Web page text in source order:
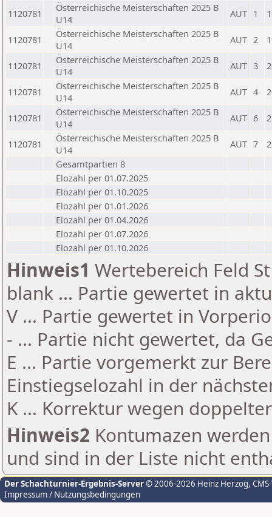
1120781
Österreichische Meisterschaften 2025 B
U14
AUT 1
1120781
Österreichische Meisterschaften 2025 B
U14
AUT 2
1120781
Österreichische Meisterschaften 2025 B
U14
AUT 3
1120781
Österreichische Meisterschaften 2025 B
U14
AUT 4
1120781
Österreichische Meisterschaften 2025 B
U14
AUT 6
1120781
Österreichische Meisterschaften 2025 B
U14
AUT 7
Gesamtpartien 8
Elozahl per 01.07.2025
Elozahl per 01.10.2025
Elozahl per 01.01.2026
Elozahl per 01.04.2026
Elozahl per 01.07.2026
Elozahl per 01.10.2026
Hinweis1 Wertebereich Feld
blank ... Partie gewertet in
V ... Partie gewertet in
- ... Partie nicht gewertet, da
E ... Partie vorgemerkt zur
Einstiegselozahl in der
K ... Korrektur wegen
Hinweis2 Kontumazen
und sind in der Liste nicht
Der Schachturnier-Ergebnis-Server© 2006-2026 Heinz Herzog,
Impressum / Nutzungsbedingungen